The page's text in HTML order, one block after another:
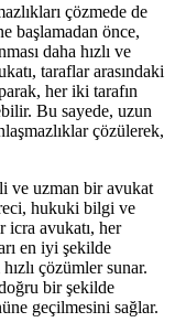
çözmede de
başlamadan önce,
daha hızlı ve
taraflar arasındaki
her iki tarafın
Bu sayede, uzun
çözülerek,
ve uzman bir avukat
hukuki bilgi ve
avukatı, her
en iyi şekilde
çözümler sunar.
bir şekilde
geçilmesini sağlar.